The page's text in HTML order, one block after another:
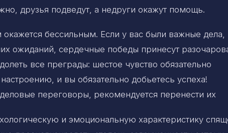
друзья подведут, а недруги окажут помощь.
бессильным. Если у вас были важные дела,
ожиданий, сердечные победы принесут
все преграды: шестое чувство обязательно
и вы обязательно добьетесь успеха!
переговоры, рекомендуется перенести их
и эмоциональную характеристику